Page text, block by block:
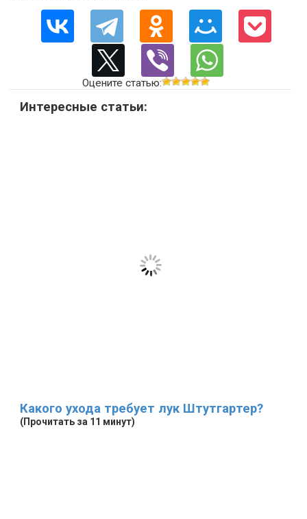
Оцените статью:
Интересные статьи:
Какого ухода требует лук Штутгартер?
(Прочитать за 11 минут)